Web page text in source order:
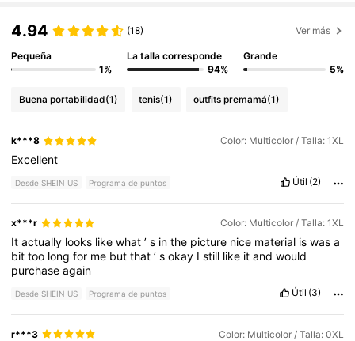
4.94 (18) Ver más
Pequeña
1%
La talla corresponde
94%
Grande
5%
Buena portabilidad(1) tenis(1) outfits premamá(1)
k***8 Color: Multicolor / Talla: 1XL
Excellent
Desde SHEIN US Programa de puntos Útil (2)
x***r Color: Multicolor / Talla: 1XL
Itactually looks likewhat’s inthe picture nice material iswasa
bittoo longfor me butthat’sokay Istill like itandwould
purchaseagain
Desde SHEIN US Programa de puntos Útil (3)
r***3 Color: Multicolor / Talla: 0XL